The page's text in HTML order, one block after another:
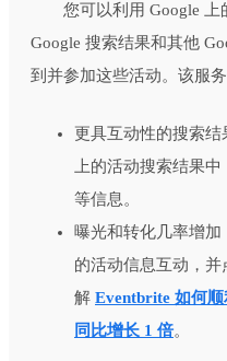
您可以利用 Google
Google 搜索结果和其他
到并参加这些活动。该服
更具互动性的搜索结
上的活动搜索结果中
等信息。
曝光和转化几率增
的活动信息互动，
解 Eventbrite 如何
同比增长 1 倍。